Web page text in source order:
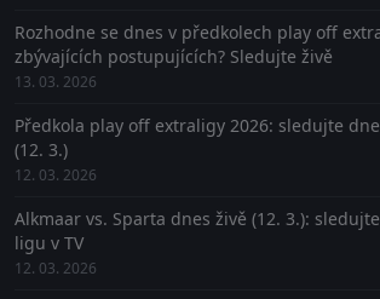
Rozhodne se dnes v předkolech play off
zbývajících postupujících? Sledujte živě
13. 03. 2026
Předkola play off extraligy 2026: sledujte
(12. 3.)
12. 03. 2026
Alkmaar vs. Sparta dnes živě (12. 3.):
ligu v TV
12. 03. 2026